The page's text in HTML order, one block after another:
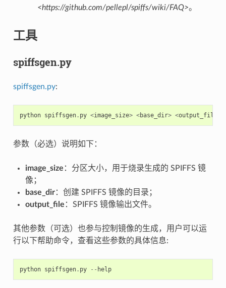
<https://github.com/pellepl/spiffs/wiki/FAQ>。
工具
spiffsgen.py
spiffsgen.py:
python spiffsgen. py <image_size> <base_dir> <output_file
参数（必选）说明如下：
image_size ：分区大小，用于烧录生成的 SPIFFS 镜
像；
base_dir：创建 SPIFFS 镜像的目录；
output_file ：SPIFFS 镜像输出文件。
其他参数（可选）也参与控制镜像的生成，用户可以运
行以下帮助命令，查看这些参数的具体信息:
python spiffsgen. py -- help